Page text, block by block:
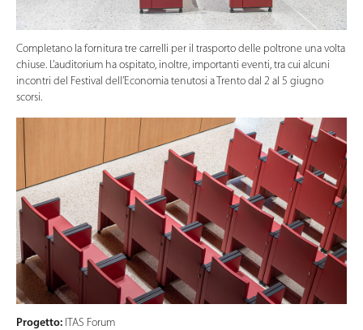
Completano la fornitura tre carrelli per il trasporto delle poltrone una volta
chiuse. L’auditorium ha ospitato, inoltre, importanti eventi, tra cui alcuni
incontri del Festival dell’Economia tenutosi a Trento dal 2 al 5 giugno
scorsi.
Progetto: ITAS Forum